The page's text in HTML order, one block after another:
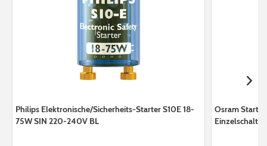
Philips Elektronische/Sicherheits-Starter S10E 18-
75W SIN 220-240V BL
Osram